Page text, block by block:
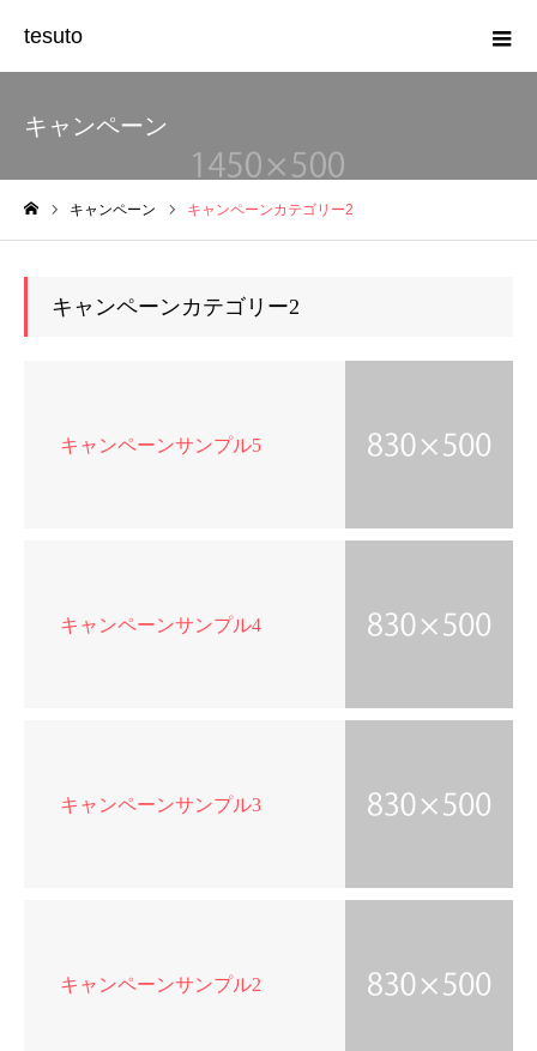
tesuto
キャンペーン
キャンペーン キャンペーンカテゴリー2
キャンペーンカテゴリー2
キャンペーンサンプル5
キャンペーンサンプル4
キャンペーンサンプル3
キャンペーンサンプル2